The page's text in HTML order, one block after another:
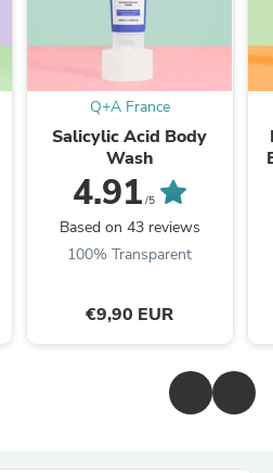
Q+A France
Salicylic Acid Body
Wash
4.91 /5
Based on 43 reviews
100% Transparent
€9,90 EUR